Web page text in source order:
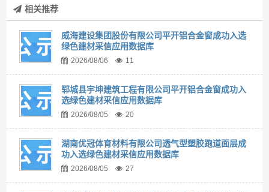
相关推荐
威海建设集团股份有限公司平开铝合金窗成功入选
绿色建材采信应用数据库
2026/08/06 11
郓城县宇坤建筑工程有限公司平开铝合金窗成功入
选绿色建材采信应用数据库
2026/08/05 20
湖南优冠体育材料有限公司透气型塑胶跑道面层成
功入选绿色建材采信应用数据库
2026/08/05 27